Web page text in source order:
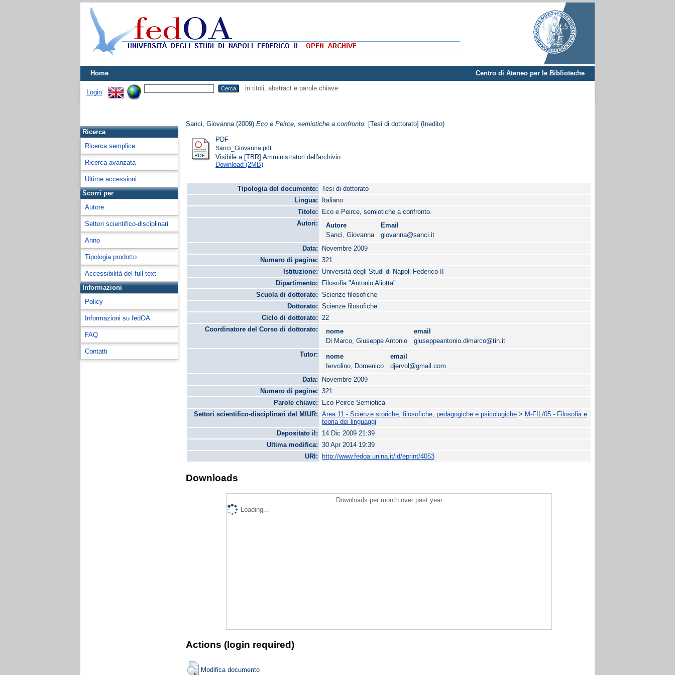
Home Centro di Ateneo per le Biblioteche
Login
in titoli, abstract e parole chiave
Ricerca
Ricerca semplice
Ricerca avanzata
Ultime accessioni
Scorri per
Autore
Settori scientifico-disciplinari
Anno
Tipologia prodotto
Accessibilità del full-text
Informazioni
Policy
Informazioni su fedOA
FAQ
Contatti
Sanci, Giovanna (2009)Eco e Peirce, semiotiche a confronto. [Tesi di dottorato] (Inedito)
PDF
Sanci_Giovanna.pdf
Visibile a [TBR] Amministratori dell'archivio
Download (2MB)
Tipologia del documento:
Tesi di dottorato
Lingua:
Italiano
Titolo:
Eco e Peirce, semiotiche a confronto.
Autori:
Autore
Email
Sanci, Giovanna
giovanna@sanci.it
Data:
Novembre 2009
Numero di pagine:
321
Istituzione:
Università degli Studi di Napoli Federico II
Dipartimento:
Filosofia "Antonio Aliotta"
Scuola di dottorato:
Scienze filosofiche
Dottorato:
Scienze filosofiche
Ciclo di dottorato:
22
Coordinatore del Corso di dottorato:
nome
email
Di Marco, Giuseppe Antonio
giuseppeantonio.dimarco@tin.it
Tutor:
nome
email
Iervolino, Domenico
djervol@gmail.com
Data:
Novembre 2009
Numero di pagine:
321
Parole chiave:
Eco Peirce Semiotica
Settori scientifico-disciplinari del MIUR:
Area 11 - Scienze storiche, filosofiche, pedagogiche e psicologiche > M-FIL/05 - Filosofia e
teoria dei linguaggi
Depositato il:
14 Dic 2009 21:39
Ultima modifica:
30 Apr 2014 19:39
URI:
http://www.fedoa.unina.it/id/eprint/4053
Downloads
Downloads per month over past year
Loading...
Actions (login required)
Modifica documento